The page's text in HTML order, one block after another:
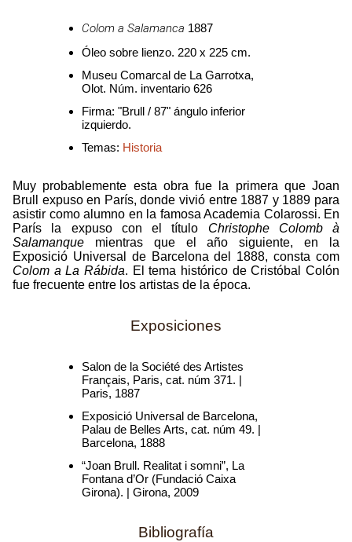
Colom a Salamanca 1887
Óleo sobre lienzo. 220 x 225 cm.
Museu Comarcal de La Garrotxa,
Olot. Núm. inventario 626
Firma: "Brull / 87" ángulo inferior
izquierdo.
Temas: Historia
Muy probablemente esta obra fue la primera que Joan
Brull expuso en París, donde vivió entre 1887 y 1889 para
asistir como alumno en la famosa Academia Colarossi. En
París la expuso con el título Christophe Colomb à
Salamanque mientras que el año siguiente, en la
Exposició Universal de Barcelona del 1888, consta com
Colom a La Rábida. El tema histórico de Cristóbal Colón
fue frecuente entre los artistas de la época.
Exposiciones
Salon de la Société des Artistes
Français, Paris, cat. núm 371. |
Paris, 1887
Exposició Universal de Barcelona,
Palau de Belles Arts, cat. núm 49. |
Barcelona, 1888
“Joan Brull. Realitat i somni”, La
Fontana d’Or (Fundació Caixa
Girona). | Girona, 2009
Bibliografía